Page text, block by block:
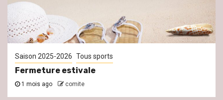
Saison 2025-2026 Tous sports
Fermeture estivale
1 mois ago comite